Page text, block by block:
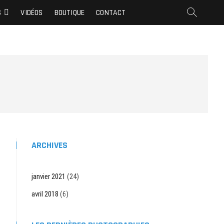
VIDÉOS BOUTIQUE CONTACT
ARCHIVES
janvier 2021 (24)
avril 2018 (6)